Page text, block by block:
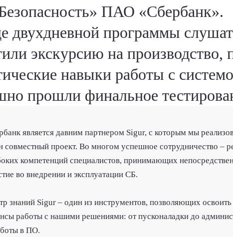
ПАО «Сбербанк».
двухдневной программы
экскурсию на производство,
навыки работы с
прошли финальное
является давним партнером Sigur, с которым мы
совместный проект. Во многом успешное сотрудничество –
компетенций специалистов, принимающих
во внедрении и эксплуатации СБ.
знаний Sigur – один из инструментов, позволяющих освоить
работы с нашими решениями: от пусконаладки до
в ПО.